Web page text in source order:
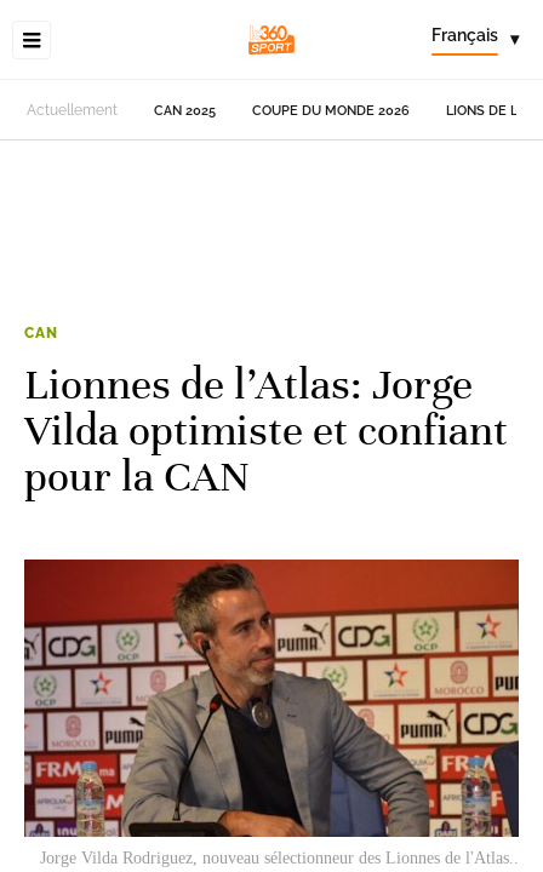
Français ▾
Actuellement CAN 2025 COUPE DU MONDE 2026 LIONS DE
CAN
Lionnes de l’Atlas: Jorge
Vilda optimiste et confiant
pour la CAN
Jorge Vilda Rodriguez, nouveau sélectionneur des Lionnes de l'Atlas..